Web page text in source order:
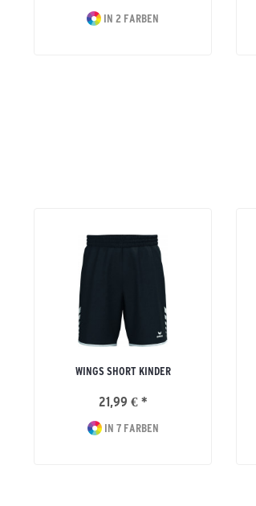
IN 2 FARBEN
WINGS SHORT KINDER
21,99 € *
IN 7 FARBEN